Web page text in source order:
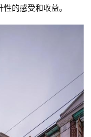
的感受和收益。